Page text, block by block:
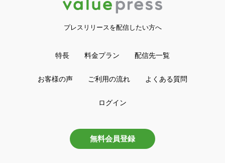
プレスリリースを配信したい方へ
特長 料金プラン 配信先一覧
お客様の声 ご利用の流れ よくある質問
ログイン
無料会員登録